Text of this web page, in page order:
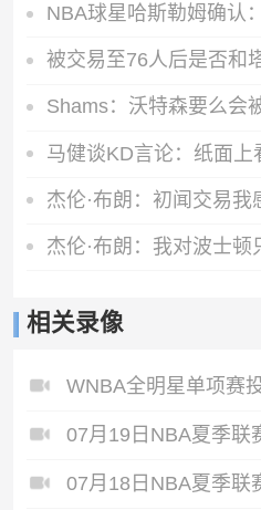
相关录像
07月19日NBA夏季联
07月18日NBA夏季联